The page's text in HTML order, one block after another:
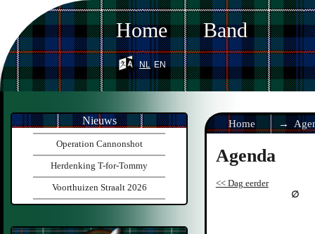
Home Band
nl en
Home
Agenda
<< Dag eerder
Nieuws
Operation Cannonshot
Herdenking T-for-Tommy
Voorthuizen Straalt 2026